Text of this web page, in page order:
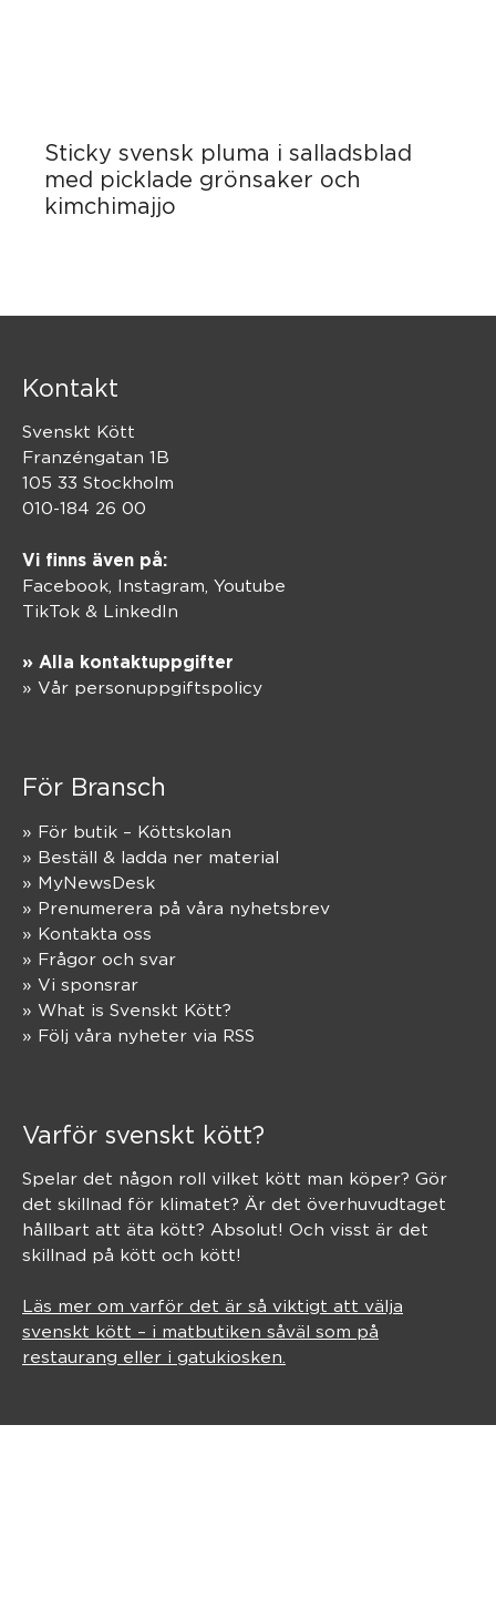
Sticky svensk pluma i salladsblad
med picklade grönsaker och
kimchimajjo
Kontakt
Svenskt Kött
Franzéngatan 1B
105 33 Stockholm
010-184 26 00
Vi finns även på:
Facebook, Instagram Youtube
TikTok & LinkedIn
» Alla kontaktuppgifter
» Vår personuppgiftspolicy
För Bransch
» För butik – Köttskolan
» Beställ & ladda ner material
» MyNewsDesk
» Prenumerera på våra nyhetsbrev
» Kontakta oss
» Frågor och svar
» Vi sponsrar
» What is Svenskt Kött?
» Följ våra nyheter via RSS
Varför svenskt kött?
Spelar det någon roll vilket kött man köper? Gör
det skillnad för klimatet? Är det överhuvudtaget
hållbart att äta kött? Absolut! Och visst är det
skillnad på kött och kött!
Läs mer om varför det är så viktigt att välja
svenskt kött – i matbutiken såväl som på
restaurang eller i gatukiosken.